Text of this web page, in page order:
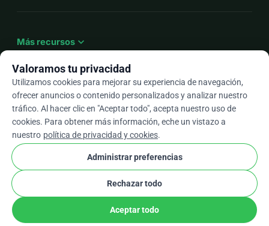
Más recursos expand_more
Esarrow_drop_down
★★★★★4,9 / 5 según más de 500 reseñas
WhyDonate
Privacidad y cookies
Términos y condiciones
stripe check Socio Verificado
Valoramos tu privacidad
Utilizamos cookies para mejorar su experiencia de navegación,
ofrecer anuncios o contenido personalizados y analizar nuestro
tráfico. Al hacer clic en "Aceptar todo", acepta nuestro uso de
cookies. Para obtener más información, eche un vistazo a
nuestro política de privacidad y cookies.
Administrar preferencias
Rechazar todo
Aceptar todo